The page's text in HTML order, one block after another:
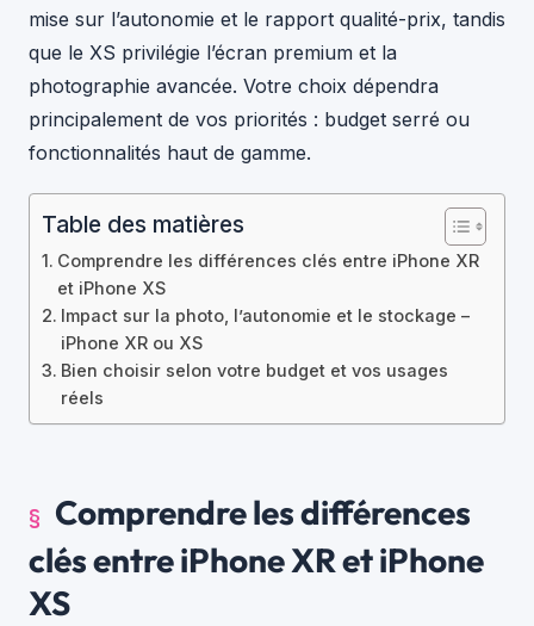
mise sur l’autonomie et le rapport qualité-prix, tandis
que le XS privilégie l’écran premium et la
photographie avancée. Votre choix dépendra
principalement de vos priorités : budget serré ou
fonctionnalités haut de gamme.
Table des matières
Comprendre les différences clés entre iPhone XR
et iPhone XS
Impact sur la photo, l’autonomie et le stockage –
iPhone XR ou XS
Bien choisir selon votre budget et vos usages
réels
Comprendre les différences
clés entre iPhone XR et iPhone
XS